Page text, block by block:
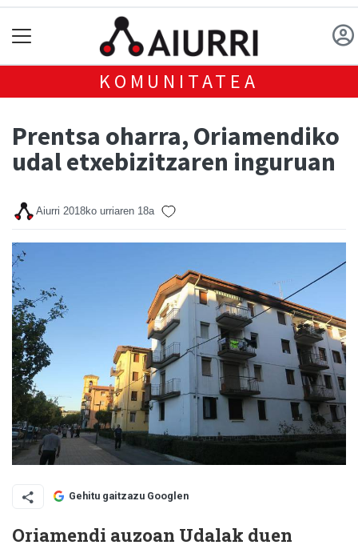
KOMUNITATEA
Prentsa oharra, Oriamendiko
udal etxebizitzaren inguruan
Aiurri 2018ko urriaren 18a
Gehitu gaitzazu Googlen
Oriamendi auzoan Udalak duen